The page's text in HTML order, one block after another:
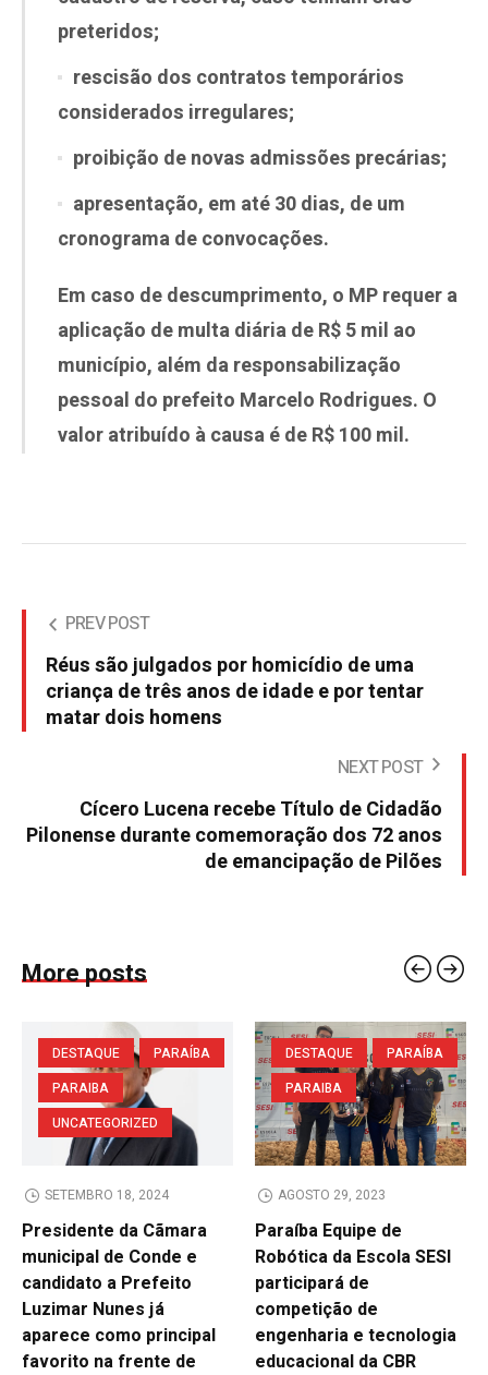
preteridos;
rescisão dos contratos temporários
considerados irregulares;
proibição de novas admissões precárias;
apresentação, em até 30 dias, de um
cronograma de convocações.
Em caso de descumprimento, o MP requer a
aplicação demulta diária de R$ 5 mil ao
município, além daresponsabilização
pessoal do prefeito Marcelo Rodrigues. O
valor atribuído à causa é deR$ 100 mil.
PREV POST
Réus são julgados por homicídio de uma
criança de três anos de idade e por tentar
matar dois homens
NEXT POST
Cícero Lucena recebe Título de Cidadão
Pilonense durante comemoração dos 72 anos
de emancipação de Pilões
More posts
DESTAQUE
PARAÍBA
PARAIBA
UNCATEGORIZED
SETEMBRO 18, 2024
Presidente da Cãmara
municipal de Conde e
candidato a Prefeito
Luzimar Nunes já
aparece como principal
favorito na frente de
DESTAQUE
PARAÍBA
PARAIBA
AGOSTO 29, 2023
Paraíba Equipe de
Robótica da Escola SESI
participará de
competição de
engenharia e tecnologia
educacional da CBR